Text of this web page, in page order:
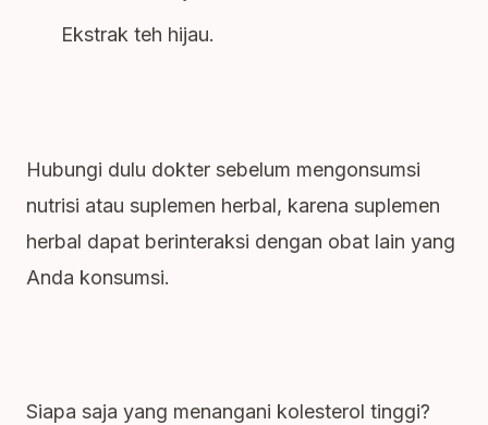
Ekstrak teh hijau.
Hubungi dulu dokter sebelum mengonsumsi
nutrisi atau suplemen herbal, karena suplemen
herbal dapat berinteraksi dengan obat lain yang
Anda konsumsi.
Siapa saja yang menangani kolesterol tinggi?